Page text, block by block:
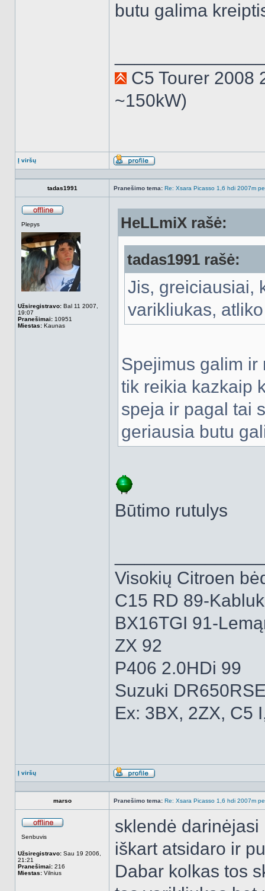
butu galima
C5 Tourer 2008
~150kW)
Į viršų
Aprašymas
tadas1991 Pranešimo tema: Re: Xsara Picasso 1,6 hdi 2007m
Plepys
Užsiregistravo: Bal 11 2007,
19:07
Pranešimai: 10951
Miestas: Kaunas
HeLLmiX rašė:
tadas1991 rašė:
Jis, greiciausiai,
varikliukas,
Spejimus galim
tik reikia kazkaip
speja ir pagal tai
geriausia butu
Būtimo rutulys
Visokių Citroen
C15 RD 89-
BX16TGI 91-
ZX 92
P406 2.0HDi 99
Suzuki
Ex: 3BX, 2ZX, C5
Į viršų
Aprašymas
marso Pranešimo tema: Re: Xsara Picasso 1,6 hdi 2007m
Senbuvis
Užsiregistravo: Sau 19 2006,
21:21
Pranešimai: 216
Miestas: Vilnius
sklendė
iškart atsidaro ir
Dabar kolkas tos